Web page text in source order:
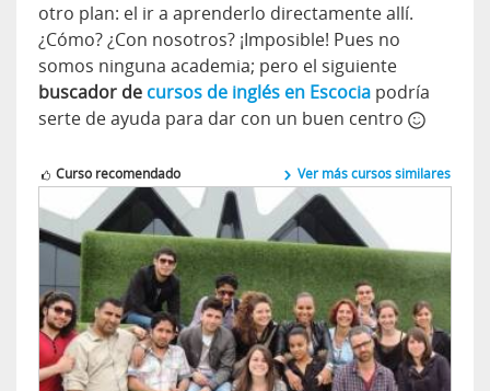
otro plan: el ir a aprenderlo directamente allí.
¿Cómo? ¿Con nosotros? ¡Imposible! Pues no
somos ninguna academia; pero el siguiente
buscador de cursos de inglés en Escocia podría
serte de ayuda para dar con un buen centro
Curso recomendado Ver más cursos similares